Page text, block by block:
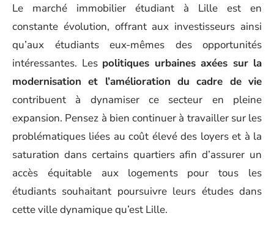
Le marché immobilier étudiant à Lille est en
constante évolution, offrant aux investisseurs ainsi
qu’aux étudiants eux-mêmes des opportunités
intéressantes. Les politiques urbaines axées sur la
modernisation et l’amélioration du cadre de vie
contribuent à dynamiser ce secteur en pleine
expansion. Pensez à bien continuer à travailler sur les
problématiques liées au coût élevé des loyers et à la
saturation dans certains quartiers afin d’assurer un
accès équitable aux logements pour tous les
étudiants souhaitant poursuivre leurs études dans
cette ville dynamique qu’est Lille.